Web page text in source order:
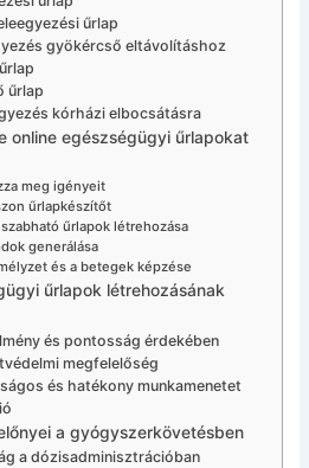
űrlap
gyökércső eltávolításhoz
űrlap
kórházi elbocsátásra
online egészségügyi űrlapokat
meg igényeit
űrlapkészítőt
űrlapok létrehozása
generálása
és a betegek képzése
űrlapok létrehozásának
és pontosság érdekében
megfelelőség
és hatékony munkamenetet
a gyógyszerkövetésben
a dózisadminisztrációban